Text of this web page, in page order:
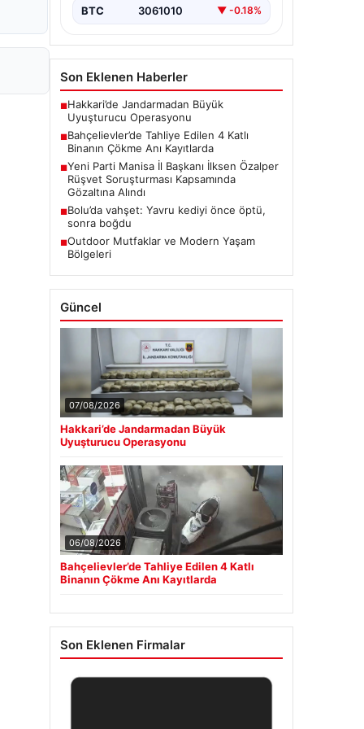
BTC 3061010 ▼ -0.18%
Son Eklenen Haberler
■Hakkari’de Jandarmadan Büyük
Uyuşturucu Operasyonu
■Bahçelievler’de Tahliye Edilen 4 Katlı
Binanın Çökme Anı Kayıtlarda
■Yeni Parti Manisa İl Başkanı İlksen Özalper
Rüşvet Soruşturması Kapsamında
Gözaltına Alındı
■Bolu’da vahşet: Yavru kediyi önce öptü,
sonra boğdu
■Outdoor Mutfaklar ve Modern Yaşam
Bölgeleri
Güncel
07/08/2026
Hakkari’de Jandarmadan Büyük
Uyuşturucu Operasyonu
06/08/2026
Bahçelievler’de Tahliye Edilen 4 Katlı
Binanın Çökme Anı Kayıtlarda
Son Eklenen Firmalar